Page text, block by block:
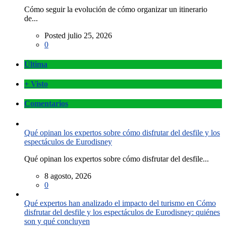
Cómo seguir la evolución de cómo organizar un itinerario
de...
Posted julio 25, 2026
0
Última
+ Visto
Comentarios
Qué opinan los expertos sobre cómo disfrutar del desfile y los
espectáculos de Eurodisney
Qué opinan los expertos sobre cómo disfrutar del desfile...
8 agosto, 2026
0
Qué expertos han analizado el impacto del turismo en Cómo
disfrutar del desfile y los espectáculos de Eurodisney: quiénes
son y qué concluyen